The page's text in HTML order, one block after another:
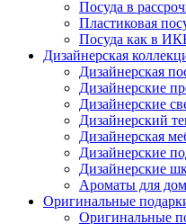
Посуда в
Пластиковая
Посуда как в
Дизайнерская
Дизайнерская
Дизайнерские
Дизайнерские
Дизайнерский
Дизайнерская
Дизайнерские
Дизайнерские
Ароматы для
Оригинальные
Оригинальные